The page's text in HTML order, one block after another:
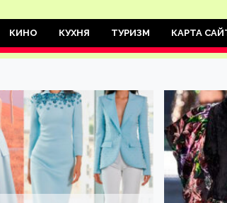
КИНО КУХНЯ ТУРИЗМ КАРТА